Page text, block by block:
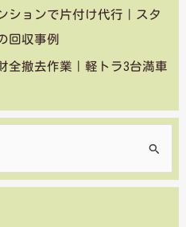
ションで片付け代行｜スタ
回収事例
全撤去作業｜軽トラ3台満車